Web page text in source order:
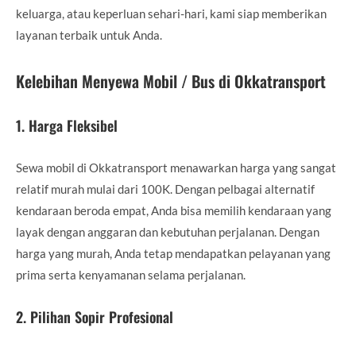
keluarga, atau keperluan sehari-hari, kami siap memberikan
layanan terbaik untuk Anda.
Kelebihan Menyewa Mobil / Bus di Okkatransport
1. Harga Fleksibel
Sewa mobil di Okkatransport menawarkan harga yang sangat
relatif murah mulai dari 100K. Dengan pelbagai alternatif
kendaraan beroda empat, Anda bisa memilih kendaraan yang
layak dengan anggaran dan kebutuhan perjalanan. Dengan
harga yang murah, Anda tetap mendapatkan pelayanan yang
prima serta kenyamanan selama perjalanan.
2. Pilihan Sopir Profesional